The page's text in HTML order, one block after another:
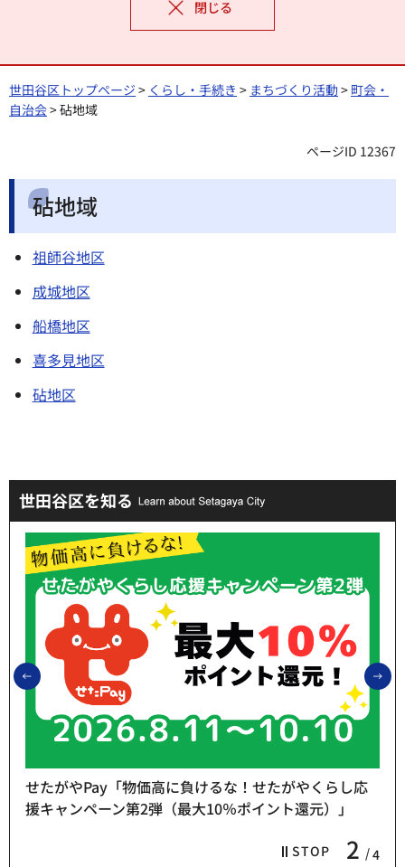
閉じる
世田谷区トップページ > くらし・手続き > まちづくり活動> 町会・
自治会> 砧地域
ページID 12367
砧地域
祖師谷地区
成城地区
船橋地区
喜多見地区
砧地区
世田谷区を知る
前のスライドを表示
STOP 2 4
せたがやPay「物価高に負けるな！せたがやくらし応
援キャンペーン第2弾（最大10％ポイント還元）」